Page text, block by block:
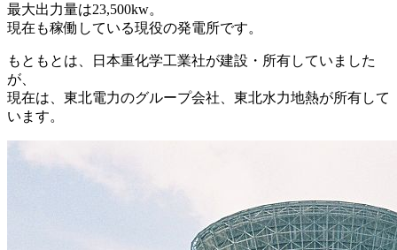
最大出力量は23,500kw。
現在も稼働している現役の発電所です。
もともとは、日本重化学工業社が建設・所有していました
が、
現在は、東北電力のグループ会社、東北水力地熱が所有して
います。